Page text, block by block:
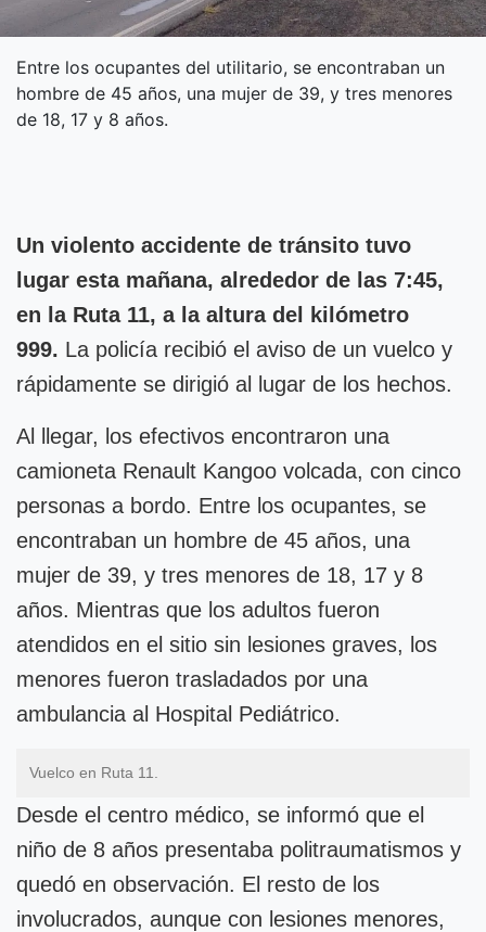
Entre los ocupantes del utilitario, se encontraban un
hombre de 45 años, una mujer de 39, y tres menores
de 18, 17 y 8 años.
Un violento accidente de tránsito tuvo
lugar esta mañana, alrededor de las 7:45,
en la Ruta 11, a la altura del kilómetro
999. La policía recibió el aviso de un vuelco y
rápidamente se dirigió al lugar de los hechos.
Al llegar, los efectivos encontraron una
camioneta Renault Kangoo volcada, con cinco
personas a bordo. Entre los ocupantes, se
encontraban un hombre de 45 años, una
mujer de 39, y tres menores de 18, 17 y 8
años. Mientras que los adultos fueron
atendidos en el sitio sin lesiones graves, los
menores fueron trasladados por una
ambulancia al Hospital Pediátrico.
Vuelco en Ruta 11.
Desde el centro médico, se informó que el
niño de 8 años presentaba politraumatismos y
quedó en observación. El resto de los
involucrados, aunque con lesiones menores,